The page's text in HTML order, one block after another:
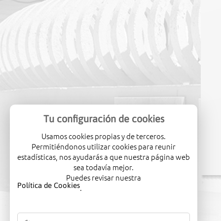
Tu configuración de cookies
Usamos cookies propias y de terceros.
Permitiéndonos utilizar cookies para reunir
estadísticas, nos ayudarás a que nuestra página web
sea todavía mejor.
Puedes revisar nuestra
Política de Cookies.